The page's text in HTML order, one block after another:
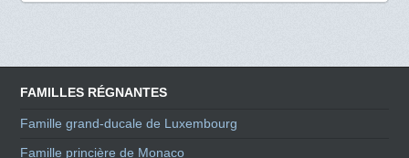
FAMILLES RÉGNANTES
Famille grand-ducale de Luxembourg
Famille princière de Monaco